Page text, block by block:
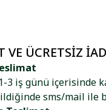
VE ÜCRETSIZ
3 iş günü içerisinde
sms/mail ile